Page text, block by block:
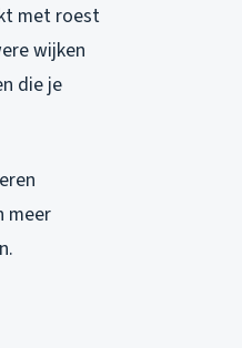
met roest
wijken
die je
meer